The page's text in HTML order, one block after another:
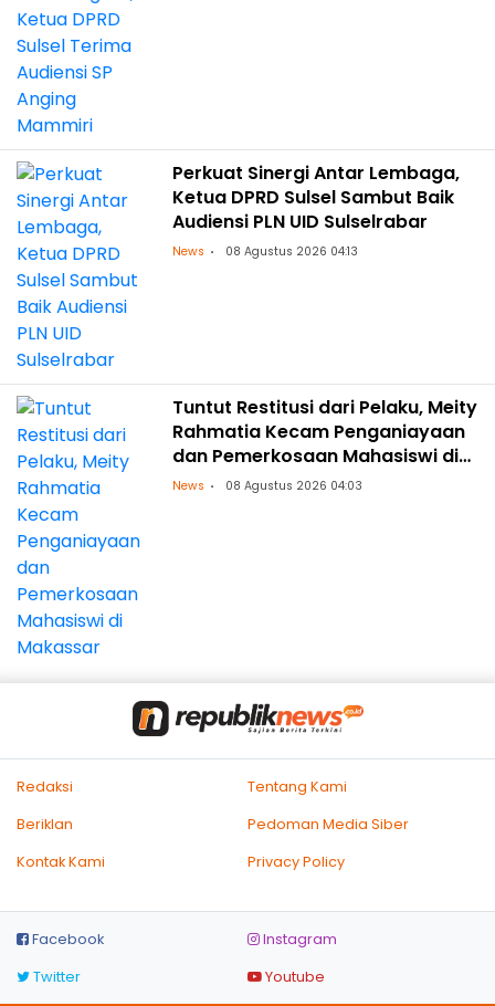
Perkuat Sinergi Antar Lembaga,
Ketua DPRD Sulsel Sambut Baik
Audiensi PLN UID Sulselrabar
News 08 Agustus 2026 04:13
Tuntut Restitusi dari Pelaku, Meity
Rahmatia Kecam Penganiayaan
dan Pemerkosaan Mahasiswi di
Makassar
News 08 Agustus 2026 04:03
Redaksi
Tentang Kami
Beriklan
Pedoman Media Siber
Kontak Kami
Privacy Policy
Facebook
Instagram
Twitter
Youtube